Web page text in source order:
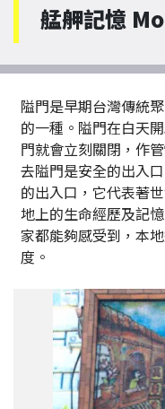
艋舺記憶
隘門是早期台灣傳統
的一種。隘門在白天
門就會立刻關閉，作
去隘門是安全的出入
的出入口，它代表著
地上的生命經歷及記
家都能夠感受到，本
度。